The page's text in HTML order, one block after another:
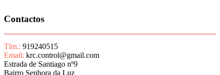
Contactos
Tlm.: 919240515
Email: krc.control@gmail.com
Estrada de Santiago nº9
Bairro Senhora da Luz